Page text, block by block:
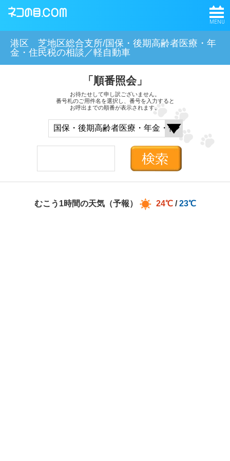
MENU
港区 芝地区総合支所/国保・後期高齢者医療・年
金・住民税の相談／軽自動車
「順番照会」
お待たせして申し訳ございません。
番号札のご用件名を選択し、番号を入力すると
お呼出までの順番が表示されます。
むこう1時間の天気（予報） 24℃ /23℃